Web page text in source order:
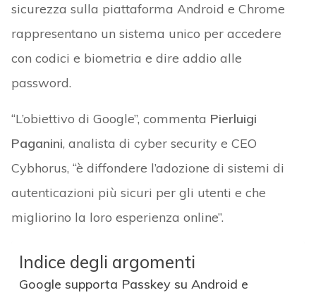
sicurezza sulla piattaforma Android e Chrome
rappresentano un sistema unico per accedere
con codici e biometria e dire addio alle
password.
“L’obiettivo di Google”, commenta Pierluigi
Paganini, analista di cyber security e CEO
Cybhorus, “è diffondere l’adozione di sistemi di
autenticazioni più sicuri per gli utenti e che
migliorino la loro esperienza online”.
Indice degli argomenti
Google supporta Passkey su Android e